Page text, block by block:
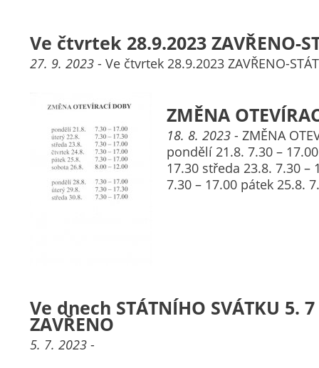
Ve čtvrtek 28.9.2023 ZAVŘENO-
27. 9. 2023 - Ve čtvrtek 28.9.2023 ZAVŘENO-
ZMĚNA
18. 8. 2023 - ZMĚNA
pondělí 21.8. 7.30 –
17.30 středa 23.8. 7.30 –
7.30 – 17.00 pátek 25.8.
Ve dnech STÁTNÍHO SVÁTKU 5.
ZAVŘENO
5. 7. 2023 -